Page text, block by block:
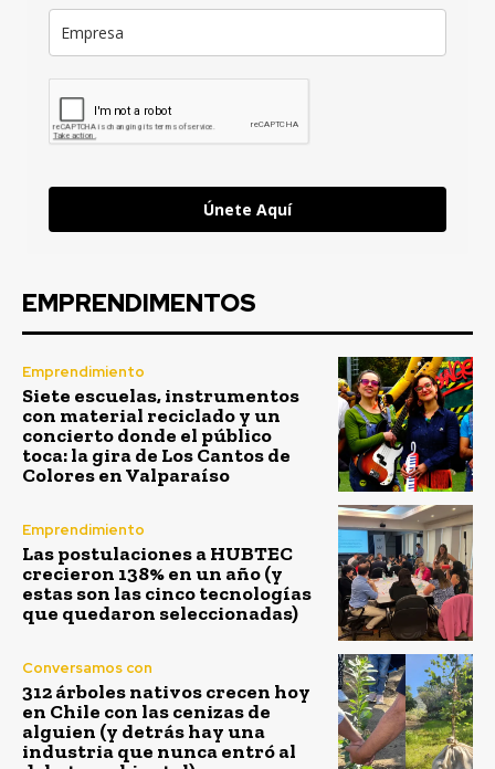
Únete Aquí
EMPRENDIMENTOS
Emprendimiento
Siete escuelas, instrumentos
con material reciclado y un
concierto donde el público
toca: la gira de Los Cantos de
Colores en Valparaíso
Emprendimiento
Las postulaciones a HUBTEC
crecieron 138% en un año (y
estas son las cinco tecnologías
que quedaron seleccionadas)
Conversamos con
312 árboles nativos crecen hoy
en Chile con las cenizas de
alguien (y detrás hay una
industria que nunca entró al